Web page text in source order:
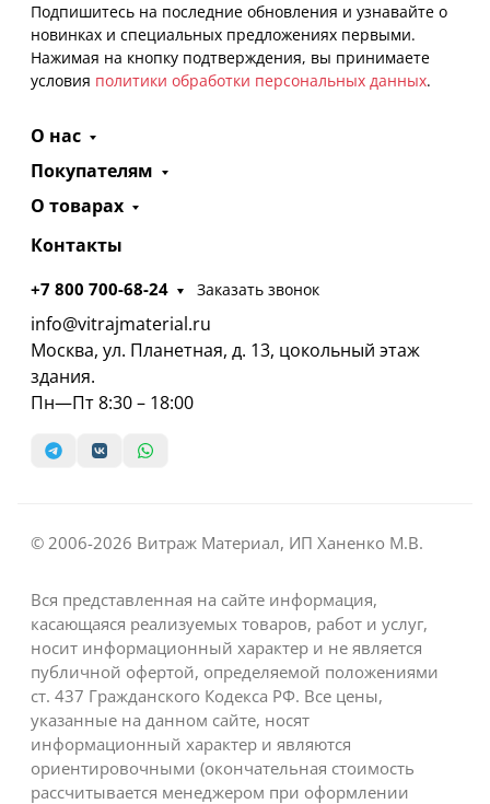
Подпишитесь на последние обновления и узнавайте о
новинках и специальных предложениях первыми.
Нажимая на кнопку подтверждения, вы принимаете
условия политики обработки персональных данных.
О нас
Покупателям
О товарах
Контакты
+7 800 700-68-24 Заказать звонок
info@vitrajmaterial.ru
Москва, ул. Планетная, д. 13, цокольный этаж
здания.
Пн—Пт 8:30 – 18:00
© 2006-2026 Витраж Материал, ИП Ханенко М.В.
Вся представленная на сайте информация,
касающаяся реализуемых товаров, работ и услуг,
носит информационный характер и не является
публичной офертой, определяемой положениями
ст. 437 Гражданского Кодекса РФ. Все цены,
указанные на данном сайте, носят
информационный характер и являются
ориентировочными (окончательная стоимость
рассчитывается менеджером при оформлении